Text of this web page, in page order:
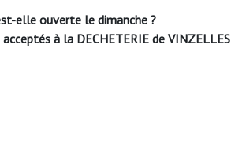
elle ouverte le dimanche ?
à la DECHETERIE deVINZELLES